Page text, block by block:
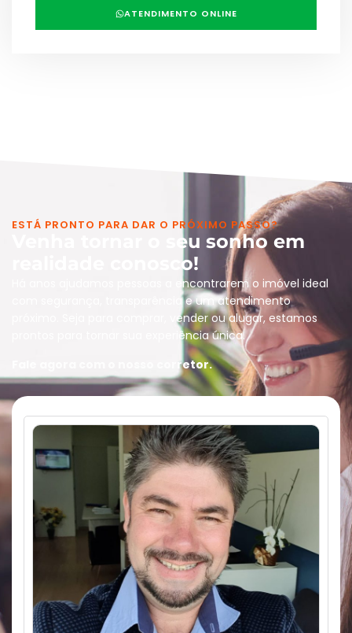
ATENDIMENTO ONLINE
ESTÁ PRONTO PARA DAR O PRÓXIMO PASSO?
Venha tornar o seu sonho em
realidade conosco!
Há anos ajudamos pessoas a encontrarem o imóvel ideal
com segurança, transparência e um atendimento
próximo. Seja para comprar, vender ou alugar, estamos
prontos para tornar sua experiência única.
Fale agora com o nosso corretor.